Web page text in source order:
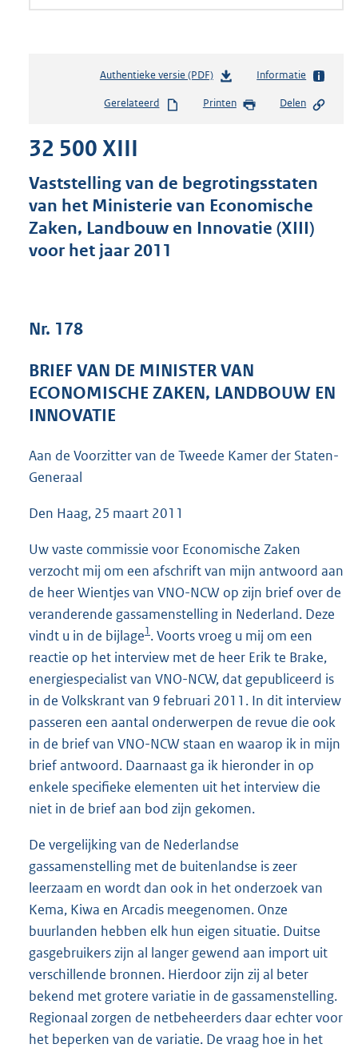
Authentieke versie (PDF)b
s
s
g
r
K
b
Informatie
Gerelateerd Printen Delen
32 500 XIII
Vaststelling van de begrotingsstaten
van het Ministerie van Economische
Zaken, Landbouw en Innovatie (XIII)
voor het jaar 2011
Nr. 178
BRIEF VAN DE MINISTER VAN
ECONOMISCHE ZAKEN, LANDBOUW EN
INNOVATIE
Aan de Voorzitter van de Tweede Kamer der Staten-
Generaal
Den Haag, 25 maart 2011
Uw vaste commissie voor Economische Zaken
verzocht mij om een afschrift van mijn antwoord aan
de heer Wientjes van VNO-NCW op zijn brief over de
veranderende gassamenstelling in Nederland. Deze
vindt u in de bijlage1. Voorts vroeg u mij om een
reactie op het interview met de heer Erik te Brake,
energiespecialist van VNO-NCW, dat gepubliceerd is
in de Volkskrant van 9 februari 2011. In dit interview
passeren een aantal onderwerpen de revue die ook
in de brief van VNO-NCW staan en waarop ik in mijn
brief antwoord. Daarnaast ga ik hieronder in op
enkele specifieke elementen uit het interview die
niet in de brief aan bod zijn gekomen.
De vergelijking van de Nederlandse
gassamenstelling met de buitenlandse is zeer
leerzaam en wordt dan ook in het onderzoek van
Kema, Kiwa en Arcadis meegenomen. Onze
buurlanden hebben elk hun eigen situatie. Duitse
gasgebruikers zijn al langer gewend aan import uit
verschillende bronnen. Hierdoor zijn zij al beter
bekend met grotere variatie in de gassamenstelling.
Regionaal zorgen de netbeheerders daar echter voor
het beperken van de variatie. De vraag hoe in het